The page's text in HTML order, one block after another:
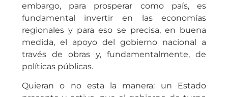
embargo, para prosperar como país, es
fundamental invertir en las economías
regionales y para eso se precisa, en buena
medida, el apoyo del gobierno nacional a
través de obras y, fundamentalmente, de
políticas públicas.
Quieran o no esta la manera: un Estado